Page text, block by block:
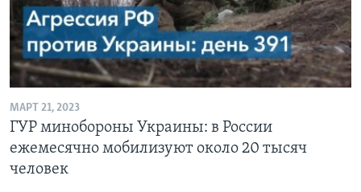
МАРТ 21, 2023
ГУР минобороны Украины: в России
ежемесячно мобилизуют около 20 тысяч
человек